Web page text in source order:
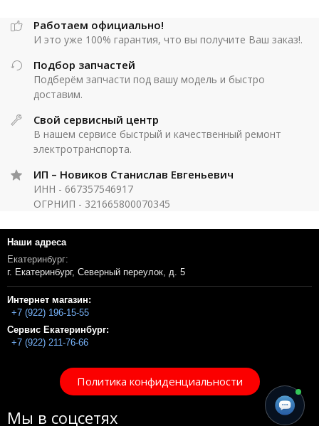
Работаем официально!
И это уже 100% гарантия, что вы получите Ваш заказ!.
Подбор запчастей
Подберём запчасти под вашу модель и быстро
доставим.
Свой сервисный центр
В нашем сервисе быстрый и качественный ремонт
электротранспорта.
ИП – Новиков Станислав Евгеньевич
ИНН - 667357546917
ОГРНИП - 321665800070345
Наши адреса
Екатеринбург:
г. Екатеринбург, Северный переулок, д. 5
Интернет магазин:
+7 (922) 196-15-55
Сервис Екатеринбург:
+7 (922) 211-76-66
Политика конфиденциальности
Мы в соцсетях